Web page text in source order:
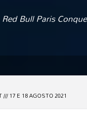
Red Bull Paris
17 E 18 AGOSTO 2021